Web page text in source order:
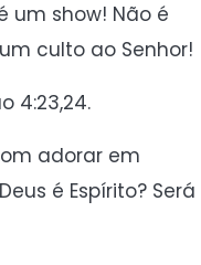
um show! Não é
culto ao Senhor!
4:23,24.
adorar em
é Espírito? Será